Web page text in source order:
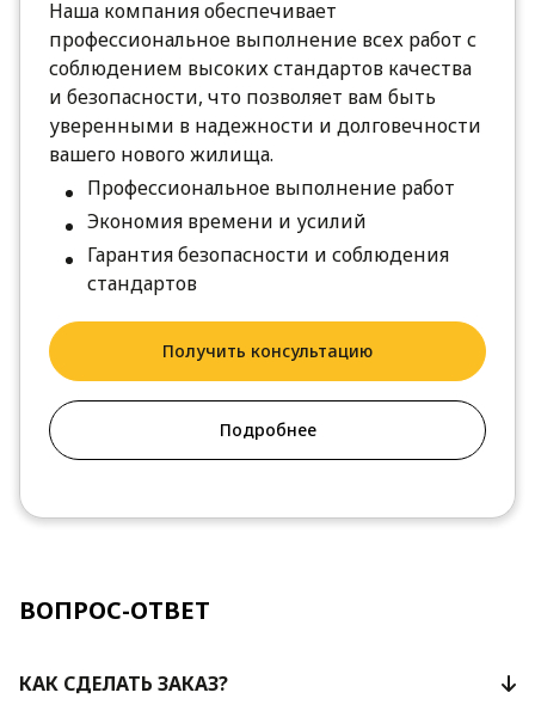
Наша компания обеспечивает
профессиональное выполнение всех работ с
соблюдением высоких стандартов качества
и безопасности, что позволяет вам быть
уверенными в надежности и долговечности
вашего нового жилища.
Профессиональное выполнение работ
Экономия времени и усилий
Гарантия безопасности и соблюдения
стандартов
Получить консультацию
Подробнее
ВОПРОС-ОТВЕТ
КАК СДЕЛАТЬ ЗАКАЗ?